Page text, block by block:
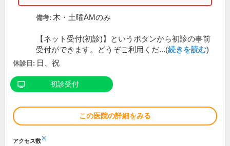
備考: 木・土曜AMのみ
【ネット受付(初診)】というボタンから初診の事前
受付ができます。どうぞご利用くだ...(続きを読む)
休診日: 日、祝
初診受付
この医院の詳細をみる
アクセス数※